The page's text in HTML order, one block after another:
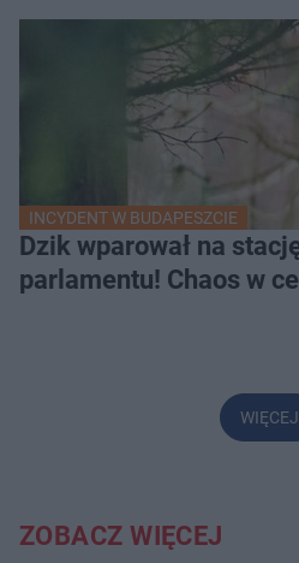
INCYDENT W BUDAPESZCIE
Dzik wparował na
parlamentu! Chaos w
WIĘCEJ
ZOBACZ WIĘCEJ